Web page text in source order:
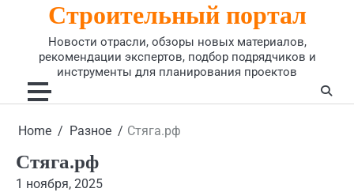
Строительный портал
Новости отрасли, обзоры новых материалов,
рекомендации экспертов, подбор подрядчиков и
инструменты для планирования проектов
Home Разное Стяга.рф
Стяга.рф
1 ноября, 2025